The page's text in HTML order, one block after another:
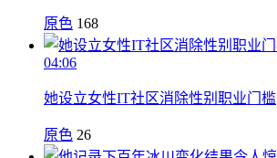
原色 168
04:06
她设立女性IT社区消除性别职业门槛
原色 26